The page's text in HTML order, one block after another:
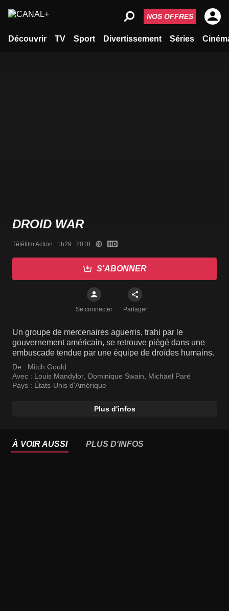
Découvrir TV Sport Divertissement Séries
NOS OFFRES
DROID WAR
Téléfilm Action   1h29   2018
S'ABONNER
Se connecter Partager
Un groupe de mercenaires aguerris, trahi par le
gouvernement américain, se retrouve piégé dans une
embuscade tendue par une équipe de droïdes humains.
De : Mitch Gould
Avec : Louis Mandylor Dominique Swain
Michael Paré
Pays : États-Unis d'Amérique
Plus d'infos
À VOIR AUSSI PLUS D'INFOS